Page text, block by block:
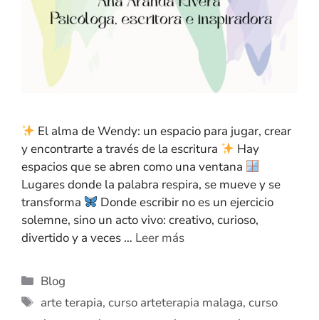
El alma de Wendy: un espacio para jugar, crear
y encontrarte a través de la escritura
Hay
espacios que se abren como una ventana
Lugares donde la palabra respira, se mueve y se
transforma
Donde escribir no es un ejercicio
solemne, sino un acto vivo: creativo, curioso,
divertido y a veces … Leer más
Blog
arte terapia,curso arteterapia malaga,curso